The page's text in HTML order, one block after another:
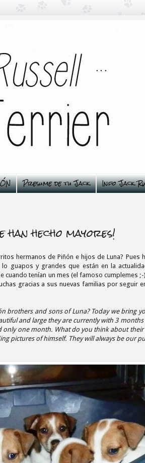
Presume de tu Jack Info Jack
hecho mayores!
hermanos de Piñón e hijos de Luna? Pues
guapos y grandes que están en la
tenían un mes (el famoso cumplemes ;-
gracias a sus nuevas familias por seguir
brothers and sons of Luna? Today we bring
and large they are currently with 3 months
one month. What do you think about their
pictures of himself. They will always be our